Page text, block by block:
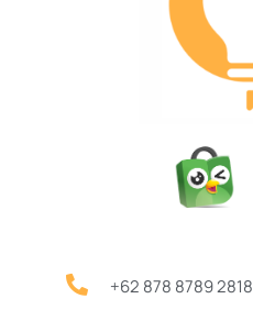
+62 878 8789 2818